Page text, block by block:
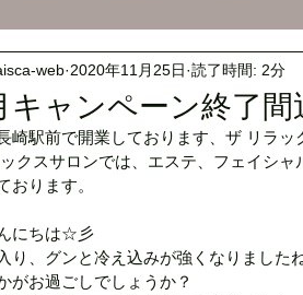
スタッフおススメ パイラソード
スパ デトックスリンパマッサージ
80分 クリスマスギフト 春
キャンペーン終了
web 2020年11月25日 読了時間: 2分
崎駅前で開業しております、ザ リラッ
クスサロンでは、エステ、フェイシ
おります。
にちは☆彡
り、グンと冷え込みが強くなりましたね
がお過ごしでしょうか？